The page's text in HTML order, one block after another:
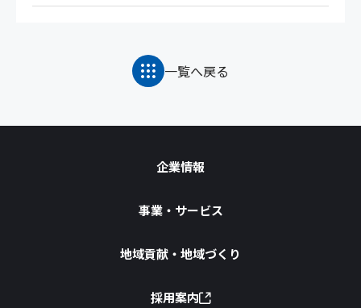
一覧へ戻る
企業情報
事業・サービス
地域貢献・地域づくり
採用案内